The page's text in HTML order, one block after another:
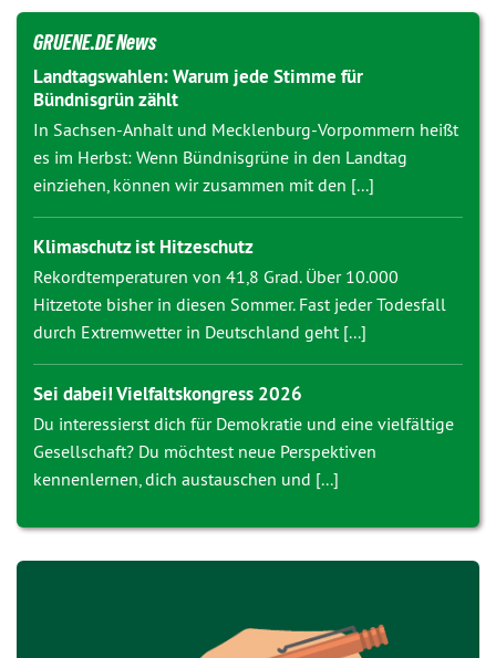
GRUENE.DE News
Landtagswahlen: Warum jede Stimme für
Bündnisgrün zählt
In Sachsen-Anhalt und Mecklenburg-Vorpommern heißt
es im Herbst: Wenn Bündnisgrüne in den Landtag
einziehen, können wir zusammen mit den [...]
Klimaschutz ist Hitzeschutz
Rekordtemperaturen von 41,8 Grad. Über 10.000
Hitzetote bisher in diesen Sommer. Fast jeder Todesfall
durch Extremwetter in Deutschland geht [...]
Sei dabei! Vielfaltskongress 2026
Du interessierst dich für Demokratie und eine vielfältige
Gesellschaft? Du möchtest neue Perspektiven
kennenlernen, dich austauschen und [...]